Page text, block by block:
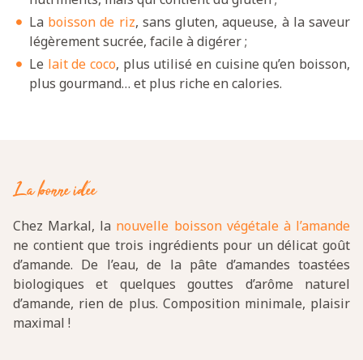
La boisson de riz, sans gluten, aqueuse, à la saveur
légèrement sucrée, facile à digérer ;
Le lait de coco, plus utilisé en cuisine qu’en boisson,
plus gourmand… et plus riche en calories.
La bonne idée
Chez Markal, la nouvelle boisson végétale à l’amande
ne contient que trois ingrédients pour un délicat goût
d’amande. De l’eau, de la pâte d’amandes toastées
biologiques et quelques gouttes d’arôme naturel
d’amande, rien de plus. Composition minimale, plaisir
maximal !